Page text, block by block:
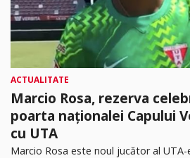
ACTUALITATE
Marcio Rosa, rezerva
poarta naționalei Capului
cu UTA
Marcio Rosa este noul jucător al